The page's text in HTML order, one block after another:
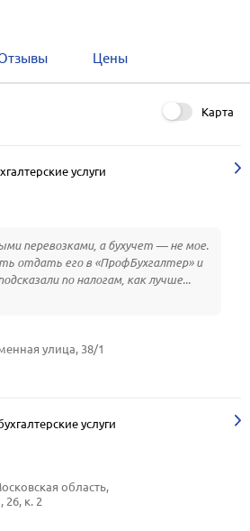
Цены
Карта
услуги
перевозками, а бухучет — не мое.
отдать его в «ПрофБухгалтер» и
по налогам, как лучше...
улица, 38/1
услуги
область,
26, к. 2